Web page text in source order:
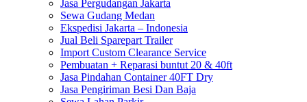
Jasa Pergudangan Jakarta
Sewa Gudang Medan
Ekspedisi Jakarta – Indonesia
Jual Beli Sparepart Trailer
Import Custom Clearance Service
Pembuatan + Reparasi buntut 20 & 40ft
Jasa Pindahan Container 40FT Dry
Jasa Pengiriman Besi Dan Baja